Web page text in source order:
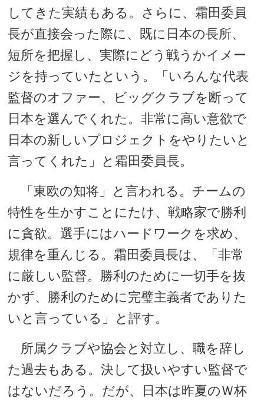
してきた実績もある。さらに、霜田委員
長が直接会った際に、既に日本の長所、
短所を把握し、実際にどう戦うかイメー
ジを持っていたという。「いろんな代表
監督のオファー、ビッグクラブを断って
日本を選んでくれた。非常に高い意欲で
日本の新しいプロジェクトをやりたいと
言ってくれた」と霜田委員長。
「東欧の知将」と言われる。チームの
特性を生かすことにたけ、戦略家で勝利
に貪欲。選手にはハードワークを求め、
規律を重んじる。霜田委員長は、「非常
に厳しい監督。勝利のために一切手を抜
かず、勝利のために完璧主義者でありた
いと言っている」と評す。
所属クラブや協会と対立し、職を辞し
た過去もある。決して扱いやすい監督で
はないだろう。だが、日本は昨夏のＷ杯